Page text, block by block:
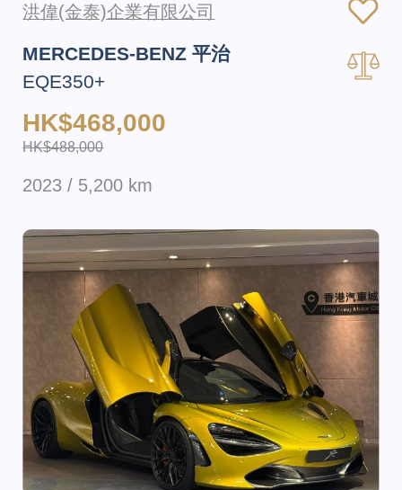
洪偉(金泰)企業有限公司
MERCEDES-BENZ 平治
EQE350+
HK$468,000
HK$488,000
2023 / 5,200 km